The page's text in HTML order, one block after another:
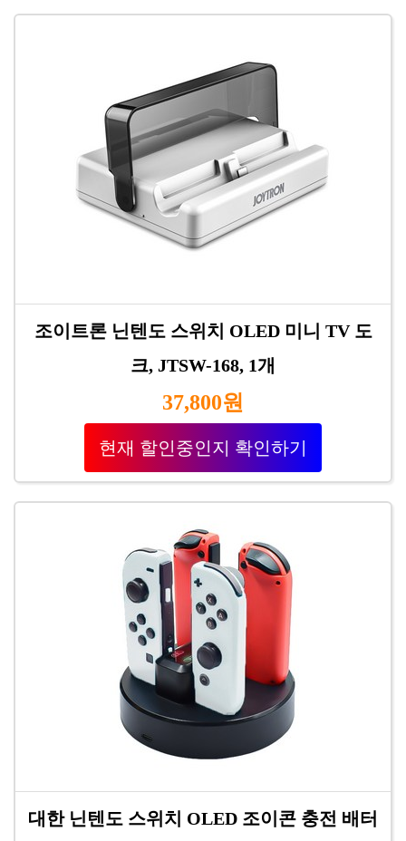
조이트론 닌텐도 스위치 OLED 미니 TV 도
크, JTSW-168, 1개
37,800원
현재 할인중인지 확인하기
대한 닌텐도 스위치 OLED 조이콘 충전 배터